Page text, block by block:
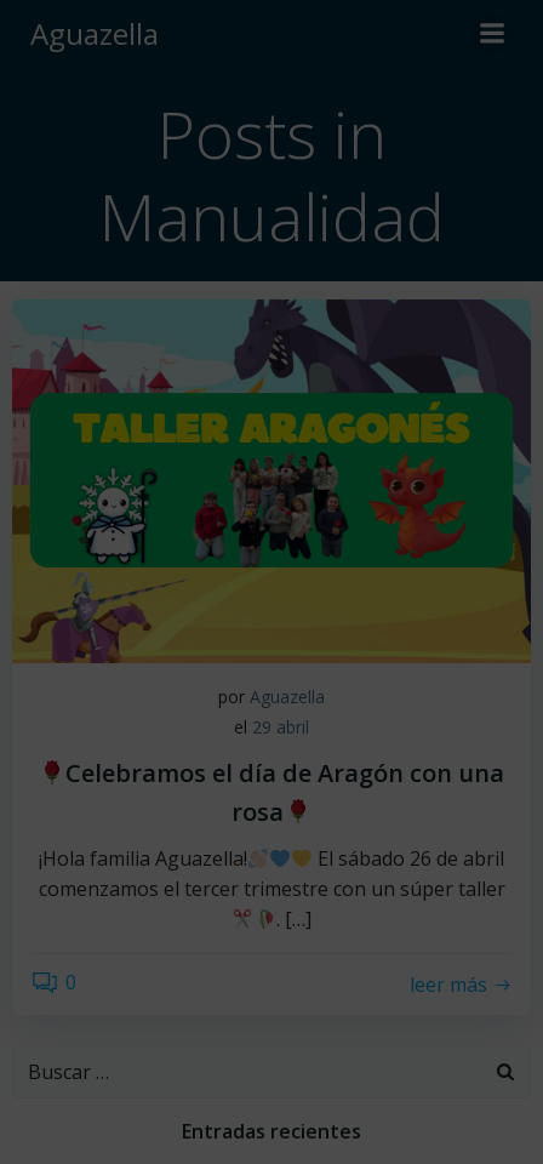
Aguazella
Posts in
Manualidad
por Aguazella
el 29 abril
Celebramos el día de Aragón con una
rosa
¡Hola familia Aguazella!
El sábado 26 de abril
comenzamos el tercer trimestre con un súper taller
. […]
0 leer más
Buscar:
Entradas recientes